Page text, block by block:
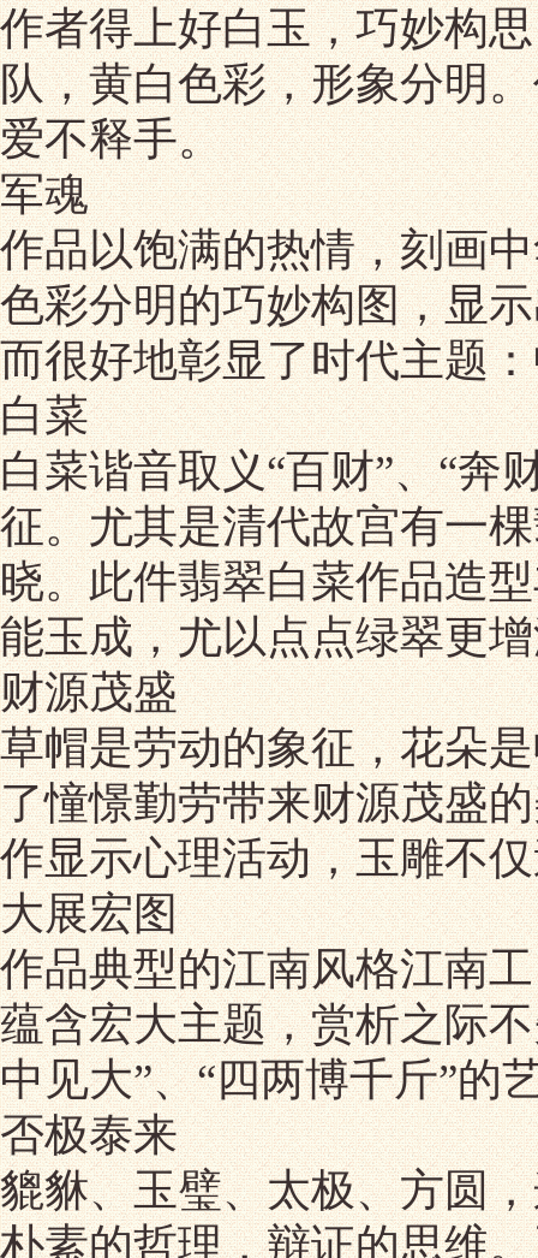
作者得上好白玉，巧妙构
队，黄白色彩，形象分明
爱不释手。
军魂
作品以饱满的热情，刻画
色彩分明的巧妙构图，显
而很好地彰显了时代主题
白菜
白菜谐音取义“百财”、“奔
征。尤其是清代故宫有一
晓。此件翡翠白菜作品造
能玉成，尤以点点绿翠更
财源茂盛
草帽是劳动的象征，花朵
了憧憬勤劳带来财源茂盛
作显示心理活动，玉雕不
大展宏图
作品典型的江南风格江南
蕴含宏大主题，赏析之际
中见大”、“四两博千斤”的
否极泰来
貔貅、玉璧、太极、方圆
朴素的哲理，辩证的思维